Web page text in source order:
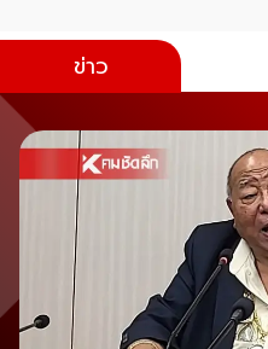
ข่าว